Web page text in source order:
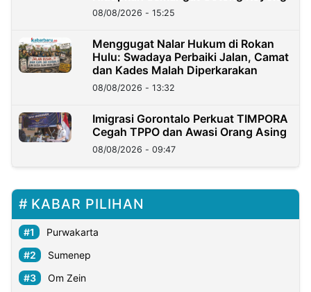
08/08/2026 - 15:25
Menggugat Nalar Hukum di Rokan
Hulu: Swadaya Perbaiki Jalan, Camat
dan Kades Malah Diperkarakan
08/08/2026 - 13:32
Imigrasi Gorontalo Perkuat TIMPORA
Cegah TPPO dan Awasi Orang Asing
08/08/2026 - 09:47
KABAR PILIHAN
Purwakarta
Sumenep
Om Zein